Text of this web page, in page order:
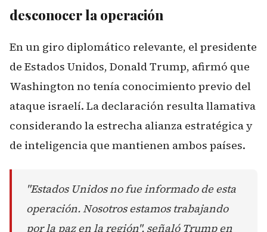
desconocer la operación
En un giro diplomático relevante, el presidente
de Estados Unidos, Donald Trump, afirmó que
Washington no tenía conocimiento previo del
ataque israelí. La declaración resulta llamativa
considerando la estrecha alianza estratégica y
de inteligencia que mantienen ambos países.
"Estados Unidos no fue informado de esta
operación. Nosotros estamos trabajando
por la paz en la región", señaló Trump en